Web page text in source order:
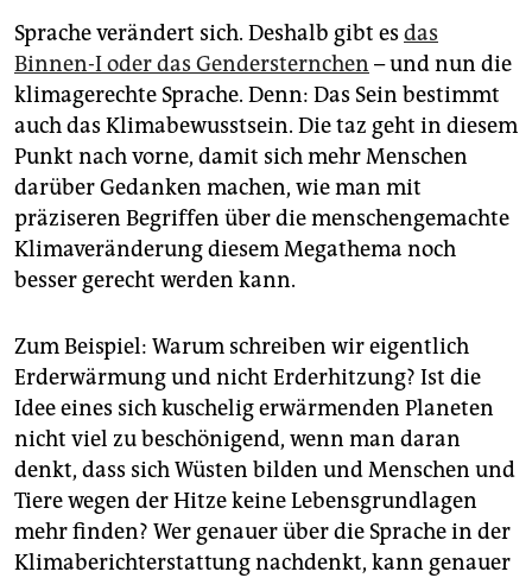
Sprache verändert sich. Deshalb gibt es das
Binnen-I oder das Gendersternchen – und nun die
klimagerechte Sprache. Denn: Das Sein bestimmt
auch das Klimabewusstsein. Die taz geht in diesem
Punkt nach vorne, damit sich mehr Menschen
darüber Gedanken machen, wie man mit
präziseren Begriffen über die menschengemachte
Klimaveränderung diesem Megathema noch
besser gerecht werden kann.
Zum Beispiel: Warum schreiben wir eigentlich
Erderwärmung und nicht Erderhitzung? Ist die
Idee eines sich kuschelig erwärmenden Planeten
nicht viel zu beschönigend, wenn man daran
denkt, dass sich Wüsten bilden und Menschen und
Tiere wegen der Hitze keine Lebensgrundlagen
mehr finden? Wer genauer über die Sprache in der
Klimaberichterstattung nachdenkt, kann genauer